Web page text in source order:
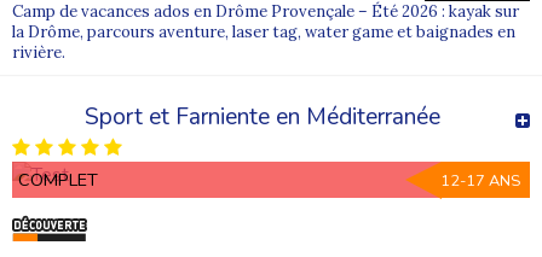
Camp de vacances ados en Drôme Provençale – Été 2026 : kayak sur
la Drôme, parcours aventure, laser tag, water game et baignades en
rivière.
Sport et Farniente en Méditerranée
COMPLET 12-17 ANS